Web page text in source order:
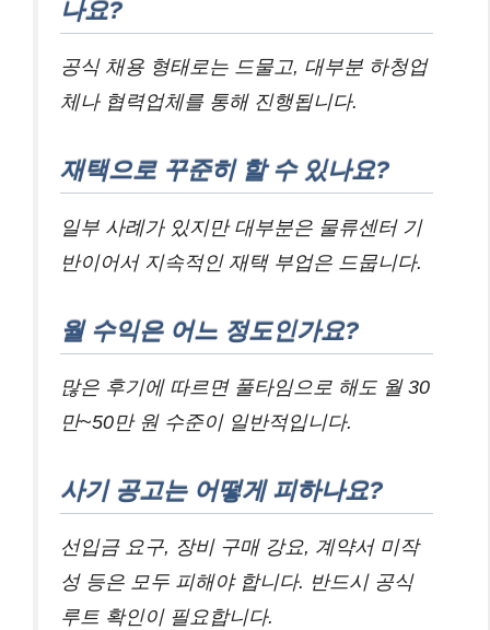
나요?
공식 채용 형태로는 드물고, 대부분 하청업
체나 협력업체를 통해 진행됩니다.
재택으로 꾸준히 할 수 있나요?
일부 사례가 있지만 대부분은 물류센터 기
반이어서 지속적인 재택 부업은 드뭅니다.
월 수익은 어느 정도인가요?
많은 후기에 따르면 풀타임으로 해도 월 30
만~50만 원 수준이 일반적입니다.
사기 공고는 어떻게 피하나요?
선입금 요구, 장비 구매 강요, 계약서 미작
성 등은 모두 피해야 합니다. 반드시 공식
루트 확인이 필요합니다.